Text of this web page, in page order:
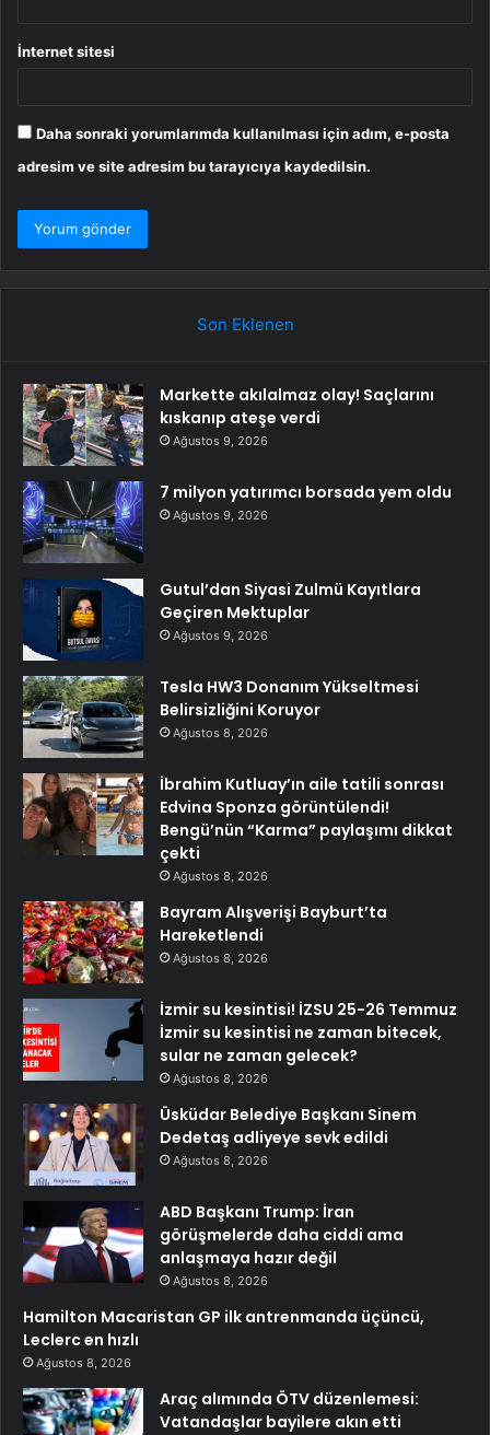
İnternet sitesi
Daha sonraki yorumlarımda kullanılması için adım, e-posta
adresim ve site adresim bu tarayıcıya kaydedilsin.
Son Eklenen
Markette akılalmaz olay! Saçlarını
kıskanıp ateşe verdi
Ağustos 9, 2026
7 milyon yatırımcı borsada yem oldu
Ağustos 9, 2026
Gutul’dan Siyasi Zulmü Kayıtlara
Geçiren Mektuplar
Ağustos 9, 2026
Tesla HW3 Donanım Yükseltmesi
Belirsizliğini Koruyor
Ağustos 8, 2026
İbrahim Kutluay’ın aile tatili sonrası
Edvina Sponza görüntülendi!
Bengü’nün “Karma” paylaşımı dikkat
çekti
Ağustos 8, 2026
Bayram Alışverişi Bayburt’ta
Hareketlendi
Ağustos 8, 2026
İzmir su kesintisi! İZSU 25-26 Temmuz
İzmir su kesintisi ne zaman bitecek,
sular ne zaman gelecek?
Ağustos 8, 2026
Üsküdar Belediye Başkanı Sinem
Dedetaş adliyeye sevk edildi
Ağustos 8, 2026
ABD Başkanı Trump: İran
görüşmelerde daha ciddi ama
anlaşmaya hazır değil
Ağustos 8, 2026
Hamilton Macaristan GP ilk antrenmanda üçüncü,
Leclerc en hızlı
Ağustos 8, 2026
Araç alımında ÖTV düzenlemesi:
Vatandaşlar bayilere akın etti